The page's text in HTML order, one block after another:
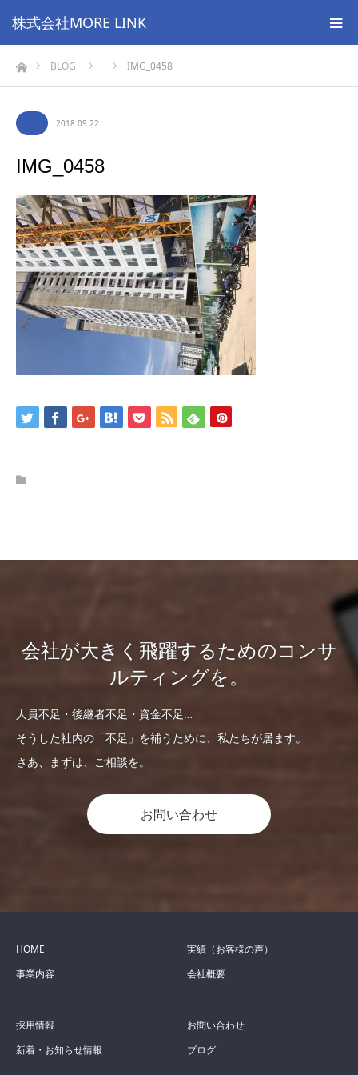
株式会社MORE LINK
ホームBLOG IMG_0458
2018.09.22
IMG_0458
会社が大きく飛躍するためのコンサ
ルティングを。
人員不足・後継者不足・資金不足…
そうした社内の「不足」を補うために、私たちが居ます。
さあ、まずは、ご相談を。
お問い合わせ
HOME
事業内容
実績（お客様の声）
会社概要
採用情報
新着・お知らせ情報
お問い合わせ
ブログ